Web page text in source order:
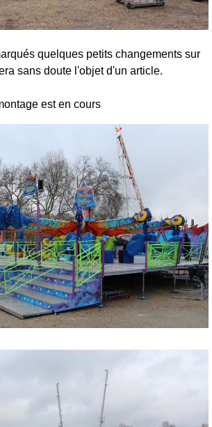
quelques petits changements sur
sans doute l'objet d'un article.
est en cours